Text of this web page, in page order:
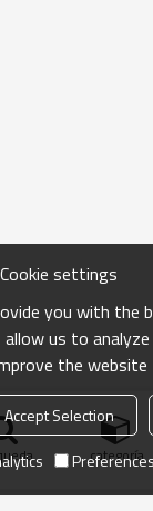
categoría
Cookie settings
you with the
allow us to
the website
Accept Selection
Preferences